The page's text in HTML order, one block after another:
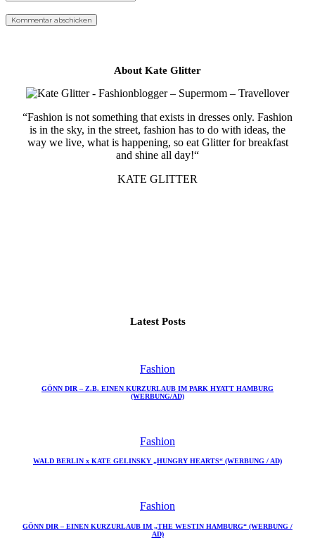
About Kate Glitter
“Fashion is not something that exists in dresses only. Fashion
is in the sky, in the street, fashion has to do with ideas, the
way we live, what is happening, so eat Glitter for breakfast
and shine all day!“
KATE GLITTER
Latest Posts
Fashion
GÖNN DIR – Z.B. EINEN KURZURLAUB IM PARK HYATT HAMBURG
(WERBUNG/AD)
Fashion
WALD BERLIN x KATE GELINSKY „HUNGRY HEARTS“ (WERBUNG / AD)
Fashion
GÖNN DIR – EINEN KURZURLAUB IM „THE WESTIN HAMBURG“ (WERBUNG /
AD)